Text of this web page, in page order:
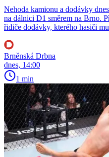
Nehoda kamionu a dodávky
na dálnici D1 směrem na Brno.
řidiče dodávky, kterého hasiči
Brněnská Drbna
dnes, 14:00
1 min